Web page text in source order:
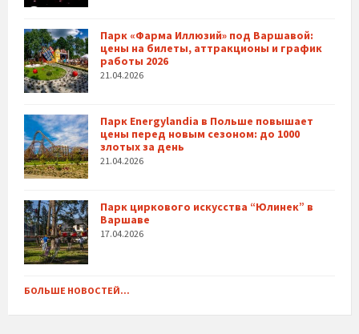
Парк «Фарма Иллюзий» под Варшавой:
цены на билеты, аттракционы и график
работы 2026
21.04.2026
Парк Energylandia в Польше повышает
цены перед новым сезоном: до 1000
злотых за день
21.04.2026
Парк циркового искусства “Юлинек” в
Варшаве
17.04.2026
БОЛЬШЕ НОВОСТЕЙ...